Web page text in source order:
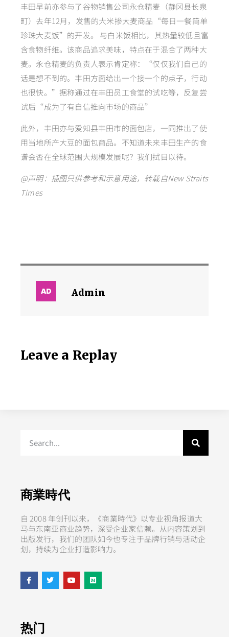
丰田早前亦参与了谷物销售公司永仓精麦（静冈县长泉
町）去年12月，发售的大米掺大麦商品“每日一餐简单
珍珠大麦饭”的开发。 与白米饭相比，其热量较低且富
含食物纤维。该商品追求美味，特点在于混合了两种大
麦。永仓精麦的负责人表示肯定称：“仅仅我们自己的
话是想不到的。丰田方面给出一个接一个的点子，行动
也很快。”据称通过在丰田员工食堂的试吃等，反复尝
试后“成为了有自信推向市场的商品”
此外，丰田亦与爱知县丰田市的面包店，一同推出了使
用当地所产大豆的面包商品。不知道未来丰田生产的食
谱会否在全球范围大规模发展呢？我们拭目以待。
@声明：插图只供参考和示意用途，转载自New Straits
Times
Admin
Leave a Replay
商業時代
自 2008 年创刊以来，《商業時代》以专业视角报道大
马与东南亚商业趋势，深受企业家信赖。从内容策划到
出版发行，我们的团队如今也专注于品牌行销与活动企
划，持续为企业打造影响力。
热门